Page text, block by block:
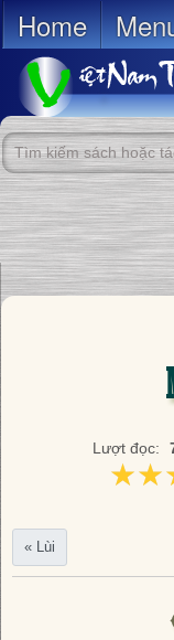
Home
Lượt đọc:
« Lùi